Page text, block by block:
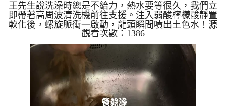
洗水管
王先生說洗澡時總是不給力，熱水要等很久，我們立
即帶著高周波清洗機前往支援。注入弱酸檸檬酸靜置
軟化後，螺旋脈衝一啟動，龍頭瞬間噴出土色水！源
源不絕，經過兩小時努力，出水變乾淨熱水出水量也
變大了。 為什麼水管需要定期「大掃除」？ 單靠水
壓帶不走管壁陳年汙垢。不同的水質顏色，反映了不
同的居家隱患： 棕色（鐵鏽）： 管線老化徵兆。 黑
色（氧化錳）： 常見於地下水源。 綠色（銅
綠）： 銅合金接頭氧化。 乳白（生物膜）： 細菌黏
液滋生的...
觀看次數：1386